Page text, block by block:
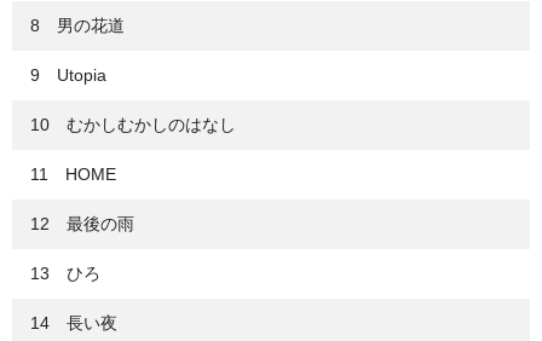
8 男の花道
9 Utopia
10 むかしむかしのはなし
11 HOME
12 最後の雨
13 ひろ
14 長い夜